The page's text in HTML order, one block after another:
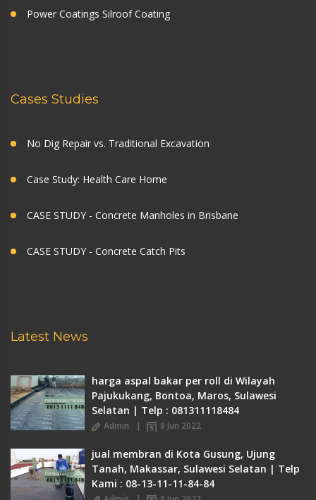
Power Coatings Silroof Coating
Cases Studies
No Dig Repair vs. Traditional Excavation
Case Study: Health Care Home
CASE STUDY - Concrete Manholes in Brisbane
CASE STUDY - Concrete Catch Pits
Latest News
harga aspal bakar per roll di Wilayah
Pajukukang, Bontoa, Maros, Sulawesi
Selatan | Telp : 081311118484
Admin 8 Jun 2022
jual membran di Kota Gusung, Ujung
Tanah, Makassar, Sulawesi Selatan | Telp
Kami : 08-13-11-11-84-84